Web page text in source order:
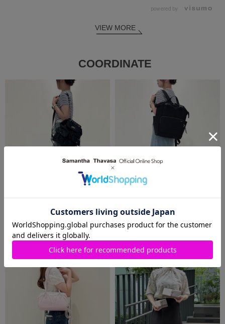
powered by
VIEW MORE
COORDINATE
2026.08.09
Samantha Thavasa
2026.08.08
Samantha Thavasa